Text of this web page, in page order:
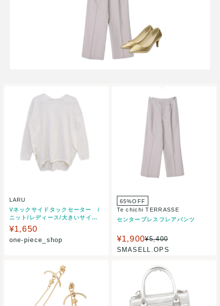
LARU
Vネックサイドタックセーター /
ニット/レディース/大きいサイズ/
ゆったり/長袖
¥1,650
one-piece_shop
65%OFF
Te chichi TERRASSE
センタープレスフレアパンツ
¥1,900¥5,400
SMASELL.OPS